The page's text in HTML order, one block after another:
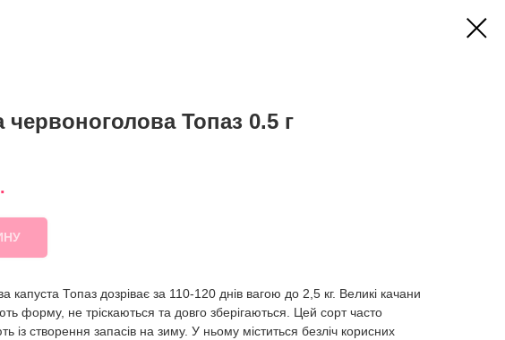
червоноголова Топаз 0.5 г
капуста Топаз дозріває за 110-120 днів вагою до 2,5 кг. Великі качани
форму, не тріскаються та довго зберігаються. Цей сорт часто
із створення запасів на зиму. У ньому міститься безліч корисних